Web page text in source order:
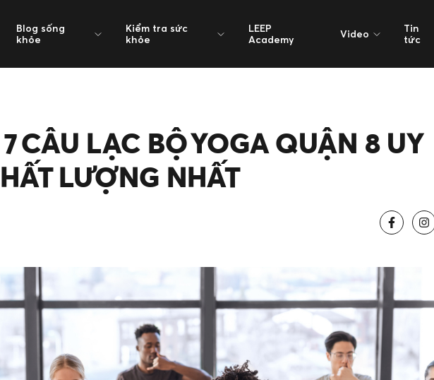
Blog sống
khỏe
Kiểm tra sức
khỏe
LEEP
Academy
Video
Tin
tức
CÂU LẠC BỘ YOGA QUẬN 8 UY
LƯỢNG NHẤT